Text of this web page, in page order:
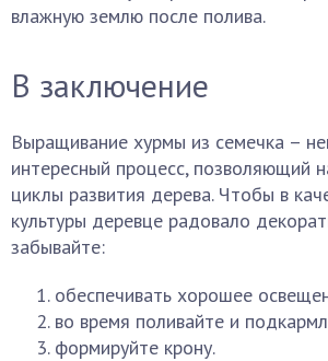
влажную землю после полива.
В заключение
Выращивание хурмы из семечка –
интересный процесс, позволяющий
циклы развития дерева. Чтобы в
культуры деревце радовало
забывайте:
обеспечивать хорошее
во время поливайте и
формируйте крону.